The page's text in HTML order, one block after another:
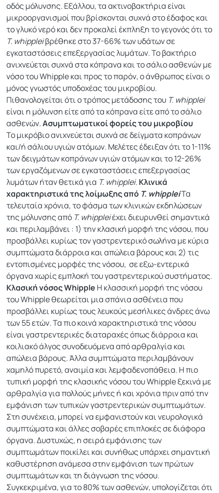
οδός μόλυνσης. Εξάλλου, τα ακτινοβακτήρια είναι
μικροοργανισμοί που βρίσκονται συχνά στο έδαφος και
το γλυκό νερό και δεν προκαλεί έκπληξη το γεγονός ότι το
T. whippleiβρέθηκε στο 37-66% των υδάτων σε
εγκαταστάσεις επεξεργασίας λυμάτων. Το βακτήριο
ανιχνεύεται συχνά στα κόπρανα και το σάλιο ασθενών με
νόσο του Whipple και προς το παρόν, ο άνθρωπος είναι ο
μόνος γνωστός υποδοχέας του μικροβίου.
Πιθανολογείται ότι ο τρόπος μετάδοσης του T. whipplei
είναι η μόλυνση είτε από τα κόπρανα είτε από το σάλιο
ασθενών.Ασυμπτωματικοί φορείς του μικροβίου
Το μικρόβιο ανιχνεύεται συχνά σε δείγματα κοπράνων
και/ή σάλιου υγιών ατόμων. Μελέτες έδειξαν ότι το 1-11%
των δειγμάτων κοπράνων υγιών ατόμων και το 12-26%
των εργαζόμενων σε εγκαταστάσεις επεξεργασίας
λυμάτων ήταν θετικά για T. whipplei. Κλινικά
χαρακτηριστικά της λοίμωξης από T. whippleiΤα
τελευταία χρόνια, το φάσμα των κλινικών εκδηλώσεων
της μόλυνσης από T. whippleiέχει διευρυνθεί σημαντικά
και περιλαμβάνει : 1) την κλασική μορφή της νόσου, που
προσβάλλει κυρίως τον γαστρεντερικό σωλήνα με κύρια
συμπτώματα διάρροια και απώλεια βάρους και 2) τις
εντοπισμένες μορφές της νόσου, σε εξω-εντερικά
όργανα χωρίς εμπλοκή του γαστρεντερικού συστήματος.
Κλασική νόσος Whipple Η κλασσική μορφή της νόσου
του Whipple θεωρείται μια σπάνια ασθένεια που
προσβάλλει κυρίως τους λευκούς μεσήλικες άνδρες άνω
των 55 ετών. Τα πιο κοινά χαρακτηριστικά της νόσου
είναι γαστρεντερικές διαταραχές όπως διάρροια και
κοιλιακό άλγος συνοδευόμενα από αρθραλγία και
απώλεια βάρους. Άλλα συμπτώματα περιλαμβάνουν
χαμηλό πυρετό, αναιμία και λεμφαδενοπάθεια. Η πιο
τυπική μορφή της κλασικής νόσου του Whipple ξεκινά με
αρθραλγία για πολλούς μήνες ή και χρόνια πριν από την
εμφάνιση των τυπικών γαστρεντερικών συμπτωμάτων.
Στη συνέχεια, μπορεί να εμφανιστούν και νευρολογικά
συμπτώματα και άλλες σοβαρές επιπλοκές σε διάφορα
όργανα. Δυστυχώς, η σειρά εμφάνισης των
συμπτωμάτων ποικίλει και συνήθως υπάρχει σημαντική
καθυστέρηση ανάμεσα στην εμφάνιση των πρώτων
συμπτωμάτων και τη διάγνωση της νόσου.
Συγκεκριμένα, για το 80% των ασθενών, υπολογίζεται ότι